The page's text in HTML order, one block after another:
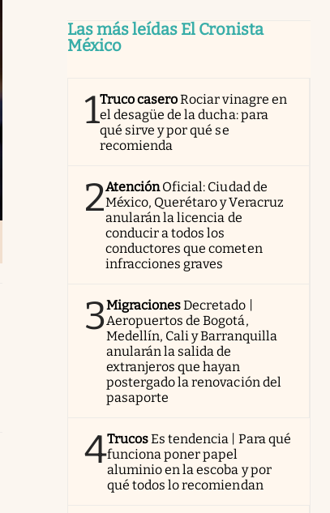
Las más leídas El Cronista
México
1Truco caseroRociar vinagre en
el desagüe de la ducha: para
qué sirve y por qué se
recomienda
2AtenciónOficial: Ciudad de
México, Querétaro y Veracruz
anularán la licencia de
conducir a todos los
conductores que cometen
infracciones graves
3MigracionesDecretado |
Aeropuertos de Bogotá,
Medellín, Cali y Barranquilla
anularán la salida de
extranjeros que hayan
postergado la renovación del
pasaporte
4TrucosEs tendencia | Para qué
funciona poner papel
aluminio en la escoba y por
qué todos lo recomiendan